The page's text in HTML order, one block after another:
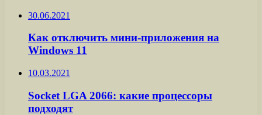
30.06.2021
Как отключить мини-приложения на
Windows 11
10.03.2021
Socket LGA 2066: какие процессоры
подходят